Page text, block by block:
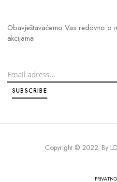
Obavještavaćemo Vas redovno o
akcijama
Copyright © 2022. By